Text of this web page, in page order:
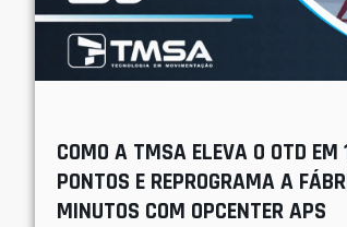
COMO A TMSA ELEVA O OTD EM
PONTOS E REPROGRAMA A
MINUTOS COM OPCENTER APS